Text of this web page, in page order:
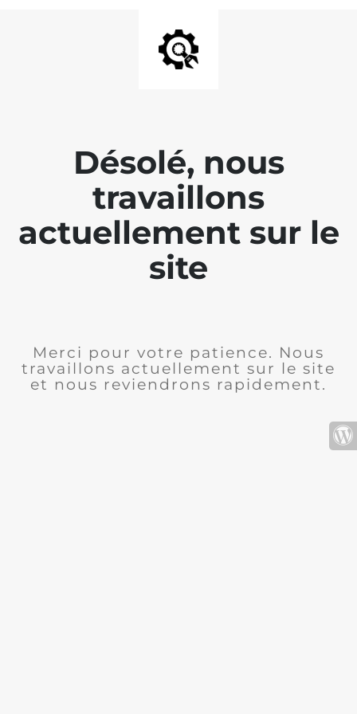
Désolé, nous
travaillons
actuellement sur le
site
Merci pour votre patience. Nous
travaillons actuellement sur le site
et nous reviendrons rapidement.